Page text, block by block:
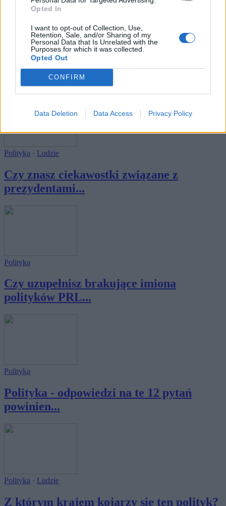
Opted In
I want to opt-out of Collection, Use,
Retention, Sale, and/or Sharing of my
Personal Data that Is Unrelated with the
Purposes for which it was collected.
Opted Out
CONFIRM
Data Deletion Data Access Privacy Policy
Który słynny mąż stanu jest autorem tych
Polityka · Ludzie
Czy znasz ciekawostki związane z
prezydentami...
Polityka
Czy uzupełnisz brakujące imiona
polityków PRL...
Polityka
Polityka - odpowiedzi na te 12 pytań
powinien...
Polityka · Ludzie
Z którym krajem kojarzy się ten polityk?